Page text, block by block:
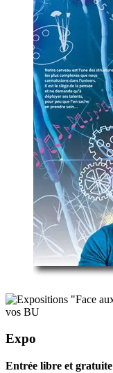
Expo
Entrée libre et gratuite